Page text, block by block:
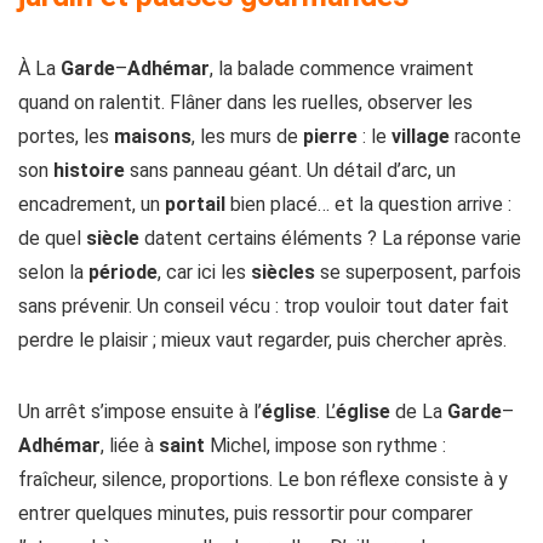
À La Garde–Adhémar, la balade commence vraiment
quand on ralentit. Flâner dans les ruelles, observer les
portes, les maisons, les murs de pierre : le village raconte
son histoire sans panneau géant. Un détail d’arc, un
encadrement, un portail bien placé… et la question arrive :
de quel siècle datent certains éléments ? La réponse varie
selon la période, car ici les siècles se superposent, parfois
sans prévenir. Un conseil vécu : trop vouloir tout dater fait
perdre le plaisir ; mieux vaut regarder, puis chercher après.
Un arrêt s’impose ensuite à l’église. L’église de La Garde–
Adhémar, liée à saint Michel, impose son rythme :
fraîcheur, silence, proportions. Le bon réflexe consiste à y
entrer quelques minutes, puis ressortir pour comparer